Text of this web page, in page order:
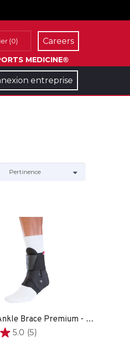
(0)
MEDICINE®
Careers
entreprise
The One® Ankle Brace Premium - XXSM SPORT CARE
5.0 (5)